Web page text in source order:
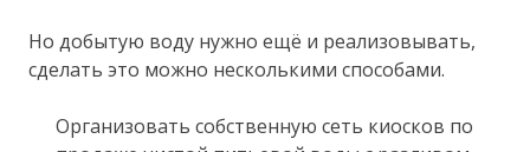
Но добытую воду нужно ещё и реализовывать,
сделать это можно несколькими способами.
Организовать собственную сеть киосков по